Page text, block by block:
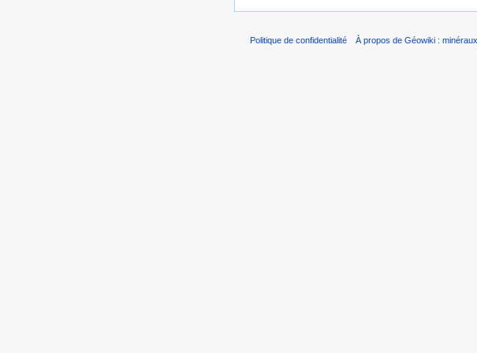
Politique de confidentialité À propos de Géowiki :